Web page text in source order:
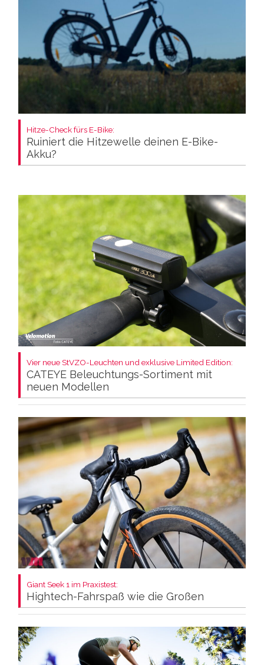
Hitze-Check fürs E-Bike:
Ruiniert die Hitzewelle deinen E-Bike-
Akku?
Vier neue StVZO-Leuchten und exklusive Limited Edition:
CATEYE Beleuchtungs-Sortiment mit
neuen Modellen
Giant Seek 1 im Praxistest:
Hightech-Fahrspaß wie die Großen